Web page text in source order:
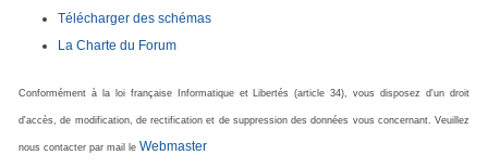
Télécharger des schémas
La Charte du Forum
Conformément à la loi française Informatique et Libertés (article 34), vous disposez d'un droit
d'accès, de modification, de rectification et de suppression des données vous concernant. Veuillez
nous contacter par mail le Webmaster